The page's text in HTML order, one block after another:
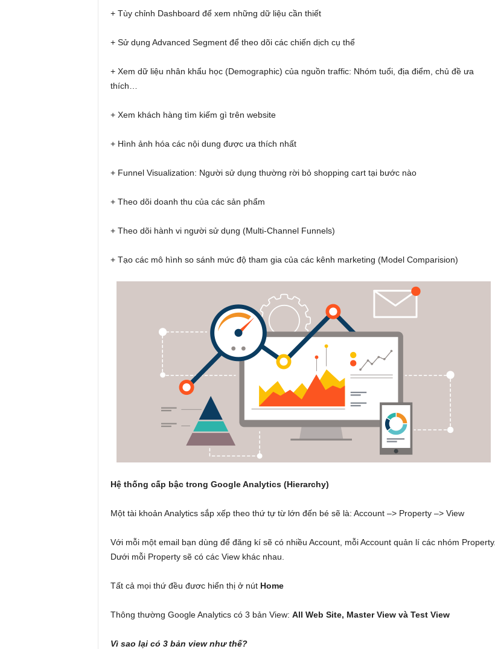
+ Tùy chỉnh Dashboard để xem những dữ liệu cần thiết
+ Sử dụng Advanced Segment để theo dõi các chiến dịch cụ thể
+ Xem dữ liệu nhân khẩu học (Demographic) của nguồn traffic: Nhóm tuổi, địa điểm, chủ đề ưa
thích…
+ Xem khách hàng tìm kiếm gì trên website
+ Hình ảnh hóa các nội dung được ưa thích nhất
+ Funnel Visualization: Người sử dụng thường rời bỏ shopping cart tại bước nào
+ Theo dõi doanh thu của các sản phẩm
+ Theo dõi hành vi người sử dụng (Multi-Channel Funnels)
+ Tạo các mô hình so sánh mức độ tham gia của các kênh marketing (Model Comparision)
Hệ thống cấp bậc trong Google Analytics (Hierarchy)
Một tài khoản Analytics sắp xếp theo thứ tự từ lớn đến bé sẽ là: Account –> Property –> View
Với mỗi một email bạn dùng để đăng kí sẽ có nhiều Account, mỗi Account quản lí các nhóm Property.
Dưới mỗi Property sẽ có các View khác nhau.
Tất cả mọi thứ đều đươc hiển thị ở nútHome
Thông thường Google Analytics có 3 bản View: All Web Site, Master View và Test View
Vì sao lại có 3 bản view như thế?